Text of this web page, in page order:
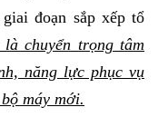
đoạn sắp xếp tổ
chuyển trọng tâm
năng lực phục vụ
máy mới.